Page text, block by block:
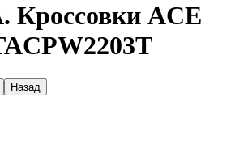
Кроссовки ACE
Назад